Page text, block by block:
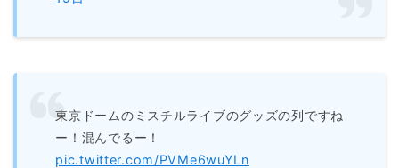
東京ドームのミスチルライブのグッズの列ですね
ー！混んでるー！
pic.twitter.com/PVMe6wuYLn